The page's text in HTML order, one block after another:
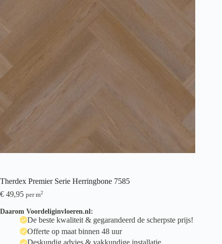
Therdex Premier Serie Herringbone 7585
€ 49,95 per m2
Daarom Voordeliginvloeren.nl:
De beste kwaliteit & gegarandeerd de scherpste prijs!
Offerte op maat binnen 48 uur